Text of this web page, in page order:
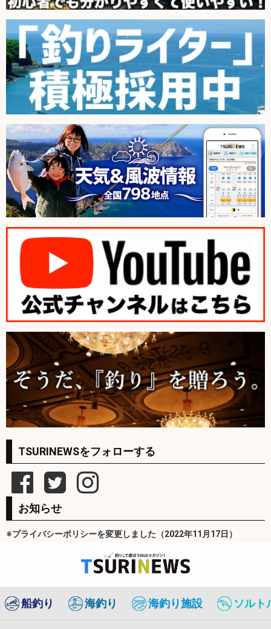
TSURINEWSをフォローする
お知らせ
※プライバシーポリシーを変更しました（2022年11月17日）
船釣り 海釣り 海釣り施設 ソルト